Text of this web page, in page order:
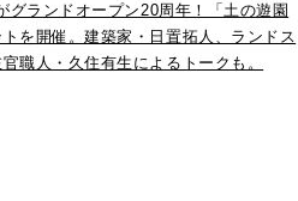
ランドオープン20周年！「土の遊園
を開催。建築家・日置拓人、ランドス
職人・久住有生によるトークも。